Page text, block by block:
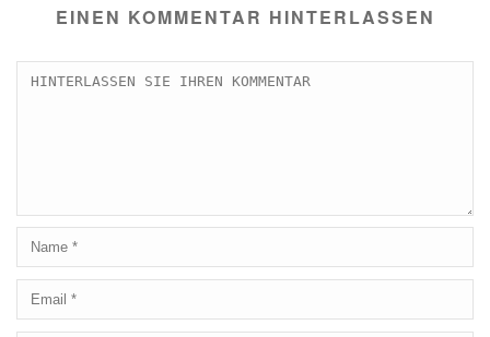
EINEN KOMMENTAR HINTERLASSEN